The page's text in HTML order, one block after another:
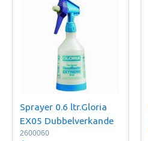
Sprayer 0.6 ltr.Gloria
EX05 Dubbelverkande
2600060